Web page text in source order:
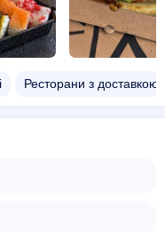
Ресторани з доставкою